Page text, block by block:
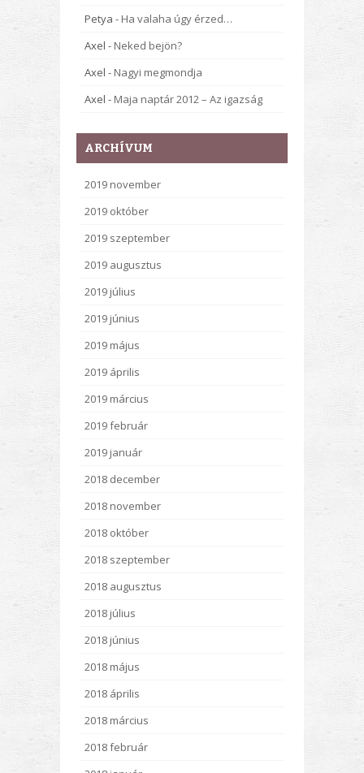
Petya - Ha valaha úgy érzed…
Axel - Neked bejön?
Axel - Nagyi megmondja
Axel - Maja naptár 2012 – Az igazság
ARCHÍVUM
2019 november
2019 október
2019 szeptember
2019 augusztus
2019 július
2019 június
2019 május
2019 április
2019 március
2019 február
2019 január
2018 december
2018 november
2018 október
2018 szeptember
2018 augusztus
2018 július
2018 június
2018 május
2018 április
2018 március
2018 február